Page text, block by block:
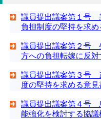
議員提出議案第１号
負担制度の堅持を求
議員提出議案第２号
方への負担転嫁に反
議員提出議案第３号
度の堅持を求める意見
議員提出議案第４号
能強化を検討する協